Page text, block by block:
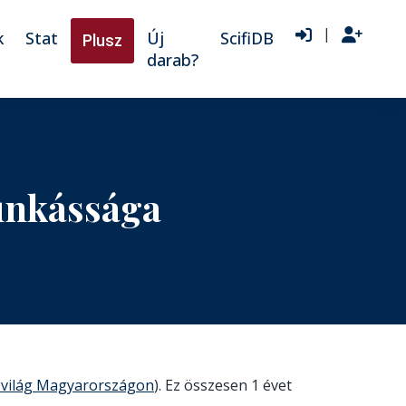
Stat Plusz
Új
darab?
ScifiDB |
Magyarországon). Ez összesen 1 évet